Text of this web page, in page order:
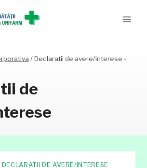
/ Declaratii de avere/interese -
de
DECLARATII DE AVERE/INTERESE